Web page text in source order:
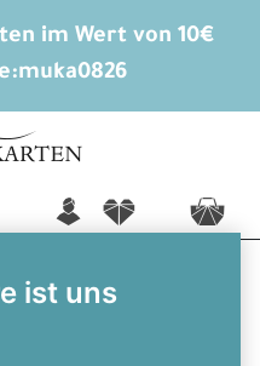
im Wert von 10€
muka0826
ist uns
n f c
Andries
Save the Date